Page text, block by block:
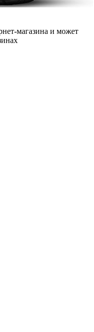
магазина и может